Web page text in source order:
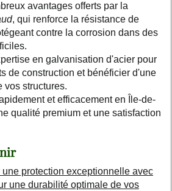
avantages offerts par la
, qui renforce la résistance de
contre la corrosion dans des
en galvanisation d'acier pour
de construction et bénéficier d'une
vos structures.
et efficacement en Île-de-
qualité premium et une satisfaction
protection exceptionnelle avec
une durabilité optimale de vos